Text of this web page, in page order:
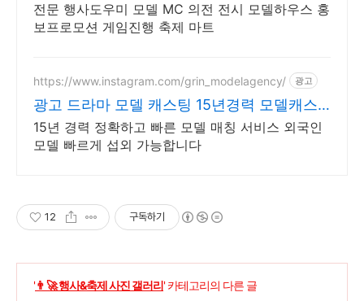
전문 행사도우미 모델 MC 의전 전시 모델하우스 홍
보프로모션 게임진행 축제 마트
https://www.instagram.com/grin_modelagency/ 광고
광고 드라마 모델 캐스팅 15년경력 모델캐스
팅
15년 경력 정확하고 빠른 모델 매칭 서비스 외국인
모델 빠르게 섭외 가능합니다
12 구독하기
'👨‍🚀 행사&축제 사진 갤러리' 카테고리의 다른 글